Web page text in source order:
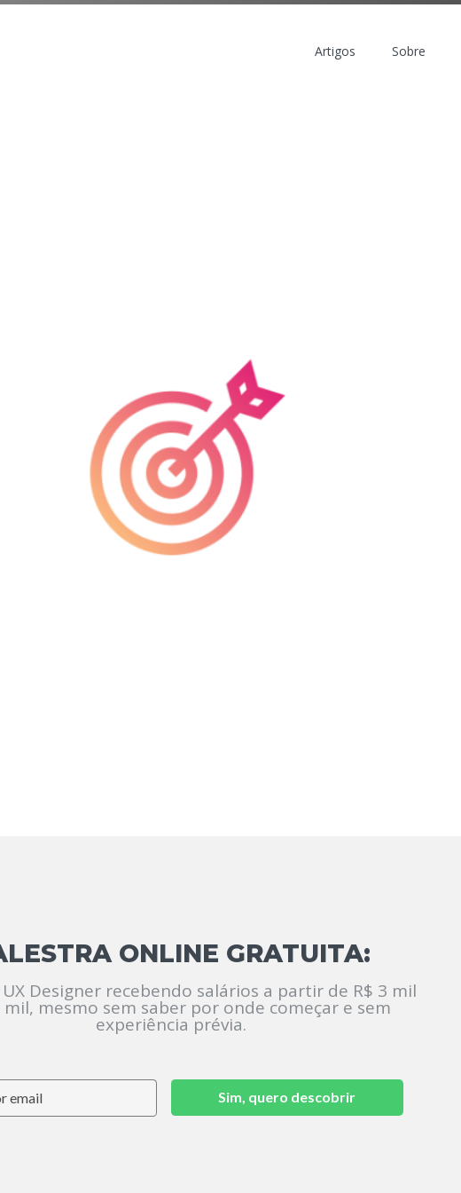
Artigos Sobre
ONLINE GRATUITA:
Designer recebendo salários a partir de R$ 3 mil
mil, mesmo sem saber por onde começar e sem
experiência prévia.
Sim, quero descobrir